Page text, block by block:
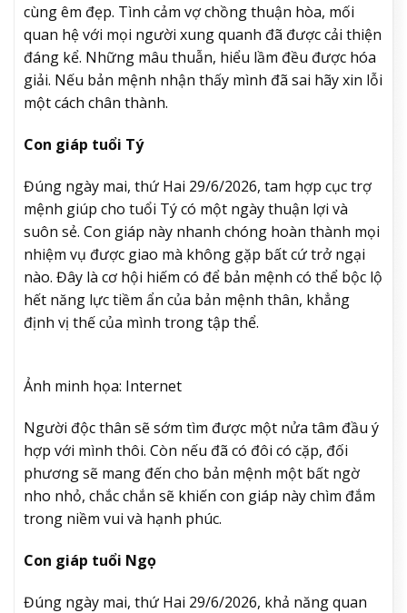
cùng êm đẹp. Tình cảm vợ chồng thuận hòa, mối
quan hệ với mọi người xung quanh đã được cải thiện
đáng kể. Những mâu thuẫn, hiểu lầm đều được hóa
giải. Nếu bản mệnh nhận thấy mình đã sai hãy xin lỗi
một cách chân thành.
Con giáp tuổi Tý
Đúng ngày mai, thứ Hai 29/6/2026, tam hợp cục trợ
mệnh giúp cho tuổi Tý có một ngày thuận lợi và
suôn sẻ. Con giáp này nhanh chóng hoàn thành mọi
nhiệm vụ được giao mà không gặp bất cứ trở ngại
nào. Đây là cơ hội hiếm có để bản mệnh có thể bộc lộ
hết năng lực tiềm ẩn của bản mệnh thân, khẳng
định vị thế của mình trong tập thể.
Ảnh minh họa: Internet
Người độc thân sẽ sớm tìm được một nửa tâm đầu ý
hợp với mình thôi. Còn nếu đã có đôi có cặp, đối
phương sẽ mang đến cho bản mệnh một bất ngờ
nho nhỏ, chắc chắn sẽ khiến con giáp này chìm đắm
trong niềm vui và hạnh phúc.
Con giáp tuổi Ngọ
Đúng ngày mai, thứ Hai 29/6/2026, khả năng quan